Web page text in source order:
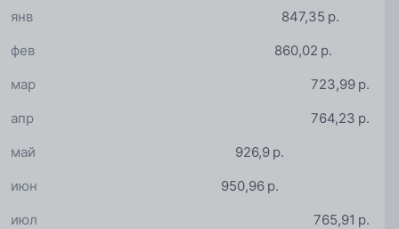
847,35 р.
янв
860,02 р.
фев
723,99 р.
мар
764,23 р.
апр
926,9 р.
май
950,96 р.
июн
765,91 р.
июл